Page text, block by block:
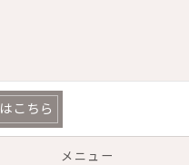
こちら
メニュー